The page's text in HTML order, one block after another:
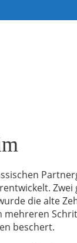
die alte
beschert.